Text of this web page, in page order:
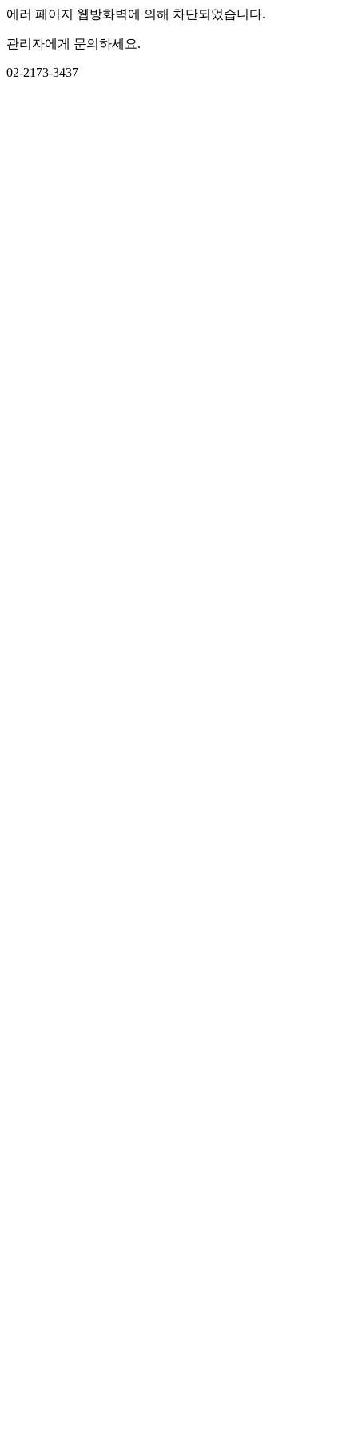
에러 페이지 웹방화벽에 의해 차단되었습니다.
관리자에게 문의하세요.
02-2173-3437